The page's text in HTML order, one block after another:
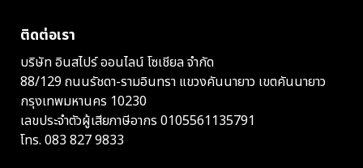
ติดต่อเรา
บริษัท อินสไปร์ ออนไลน์ โซเชียล จำกัด
88/129 ถนนรัชดา-รามอินทรา แขวงคันนายาว เขตคันนายาว
กรุงเทพมหานคร 10230
เลขประจำตัวผู้เสียภาษีอากร 0105561135791
โทร. 083 827 9833